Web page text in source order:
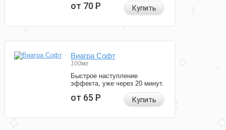
от 70Р Купить
Виагра Софт
100мг
Быстрое наступление
эффекта, уже через 20 минут.
от 65Р Купить